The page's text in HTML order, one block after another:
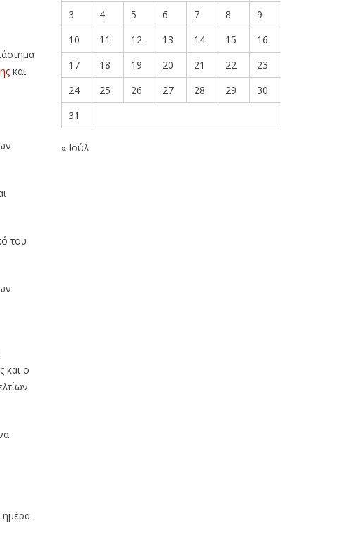
και
του
και ο
ημέρα
3
4 5 6 7 8
9
10
11 12 13 14 15
16
17
18 19 20 21 22
23
24
25 26 27 28 29
30
31
« Ιούλ